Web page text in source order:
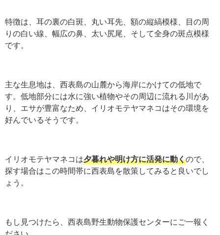
特徴は、耳の裏の白斑、丸い耳先、額の縦縞模様、目の周
りの白い線、幅広の鼻、太い尻尾、そして全身の斑点模様
です。
主な生息地は、西表島の山麓から海岸にかけての低地で
す。低地部分には水に強い植物やその周辺に流れる川があ
り、エサが豊富なため、イリオモテヤマネコはその環境を
好んでいるそうです。
イリオモテヤマネコは夕暮れや明け方に活発に動くので、
探す場合はこの時間帯に西表島を散策してみると良いでし
ょう。
もし見つけたら、西表島野生動物保護センターにご一報く